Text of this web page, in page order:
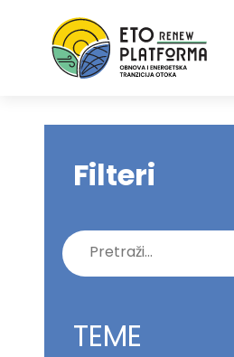
Filteri
Pretraži:
TEME